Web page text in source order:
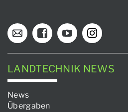
LANDTECHNIK NEWS
News
Übergaben